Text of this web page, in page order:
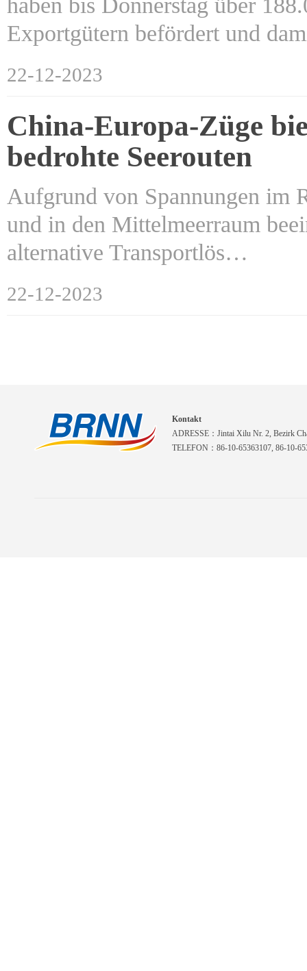
haben bis Donnerstag über
Exportgütern befördert und
22-12-2023
China-Europa-Züge
bedrohte Seerouten
Aufgrund von Spannungen im
und in den Mittelmeerraum
alternative Transportlös…
22-12-2023
Kontakt
ADRESSE：Jintai Xilu Nr. 2, Bezirk
TELEFON：86-10-65363107, 86-10-